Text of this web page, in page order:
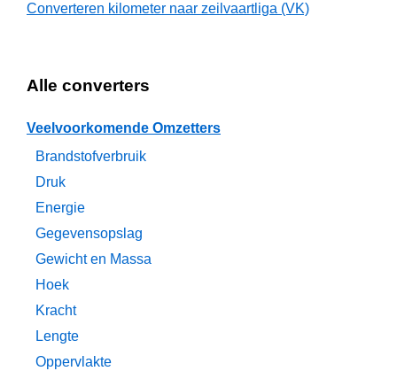
Converteren kilometer naar zeilvaartliga (VK)
Alle converters
Veelvoorkomende Omzetters
Brandstofverbruik
Druk
Energie
Gegevensopslag
Gewicht en Massa
Hoek
Kracht
Lengte
Oppervlakte